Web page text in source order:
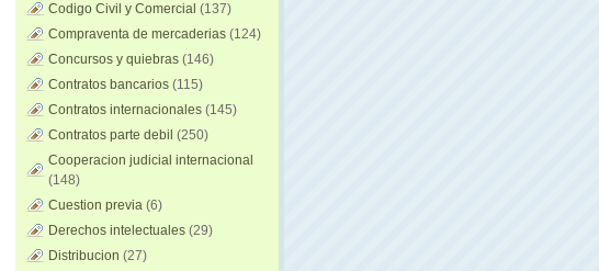
Codigo Civil y Comercial (137)
Compraventa de mercaderias (124)
Concursos y quiebras (146)
Contratos bancarios (115)
Contratos internacionales (145)
Contratos parte debil (250)
Cooperacion judicial internacional
(148)
Cuestion previa (6)
Derechos intelectuales (29)
Distribucion (27)